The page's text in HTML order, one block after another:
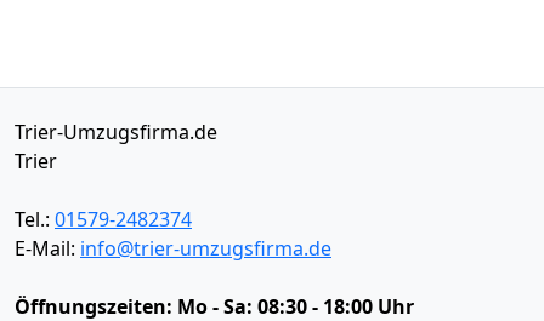
Trier-Umzugsfirma.de
Trier
Tel.: 01579-2482374
E-Mail: info@trier-umzugsfirma.de
Öffnungszeiten: Mo - Sa: 08:30 - 18:00 Uhr